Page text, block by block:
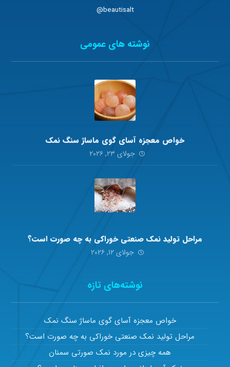
beautisalt@
نوشته های عمومی
خواص معجزه آسای گوی ماساژ سنگ نمک
جولای ۲۳, ۲۰۲۶
مراحل تولید نمک صنعتی خوراکی به چه صورت است؟
جولای ۱۲, ۲۰۲۶
نوشته‌های تازه
خواص معجزه آسای گوی ماساژ سنگ نمک
مراحل تولید نمک صنعتی خوراکی به چه صورت است؟
همه چیزی در مورد نمک صورتی سمنان